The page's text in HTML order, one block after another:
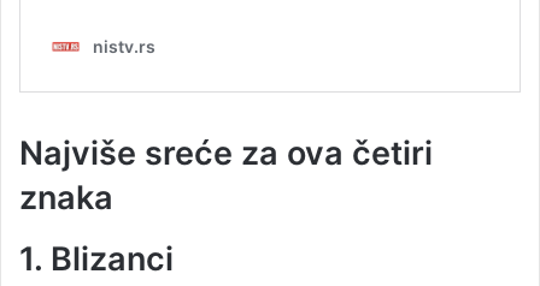
Najviše sreće za ova četiri
znaka
1. Blizanci